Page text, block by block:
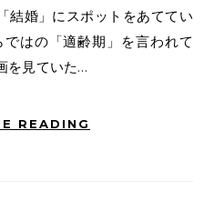
結婚」にスポットをあててい
はの「適齢期」を言われて
を見ていた…
READING